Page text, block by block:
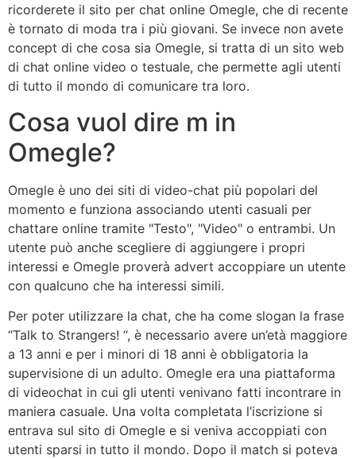
ricorderete il sito per chat online Omegle, che di recente
è tornato di moda tra i più giovani. Se invece non avete
concept di che cosa sia Omegle, si tratta di un sito web
di chat online video o testuale, che permette agli utenti
di tutto il mondo di comunicare tra loro.
Cosa vuol dire m in
Omegle?
Omegle è uno dei siti di video-chat più popolari del
momento e funziona associando utenti casuali per
chattare online tramite "Testo", "Video" o entrambi. Un
utente può anche scegliere di aggiungere i propri
interessi e Omegle proverà advert accoppiare un utente
con qualcuno che ha interessi simili.
Per poter utilizzare la chat, che ha come slogan la frase
“Talk to Strangers! “, è necessario avere un’età maggiore
a 13 anni e per i minori di 18 anni è obbligatoria la
supervisione di un adulto. Omegle era una piattaforma
di videochat in cui gli utenti venivano fatti incontrare in
maniera casuale. Una volta completata l’iscrizione si
entrava sul sito di Omegle e si veniva accoppiati con
utenti sparsi in tutto il mondo. Dopo il match si poteva